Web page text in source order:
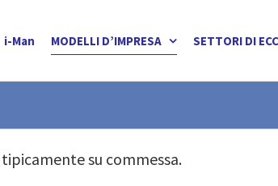
i-Man MODELLI D’IMPRESA SETTORI DI
su commessa.